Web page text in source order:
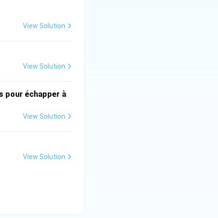
his parents,
throw litter on
selective
of the
chose] (to raise
les élèves
View Solution
View Solution
pour échapper à
View Solution
View Solution